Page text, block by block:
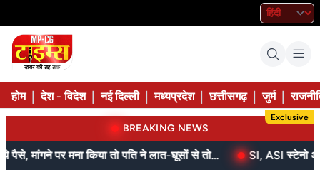
होम देश - विदेश नई दिल्ली मध्यप्रदेश छत्तीसगढ़ जुर्म
BREAKING NEWS
Exclusive
बेटे ने मां को दिए थे पैसे, मांगने पर मना किया तो पति ने लात-घूसों से तोड़ी तिल्ली; गिरफ्तार